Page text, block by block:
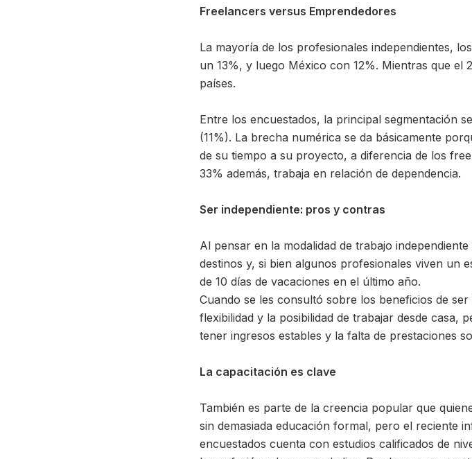
Freelancers versus Emprendedores
La mayoría de los profesionales independientes,
un 13%, y luego México con 12%. Mientras que
países.
Entre los encuestados, la principal segmentación
(11%). La brecha numérica se da básicamente
de su tiempo a su proyecto, a diferencia de los
33% además, trabaja en relación de dependencia.
Ser independiente: pros y contras
Al pensar en la modalidad de trabajo
destinos y, si bien algunos profesionales viven un
de 10 días de vacaciones en el último año.
Cuando se les consultó sobre los beneficios de
flexibilidad y la posibilidad de trabajar desde
tener ingresos estables y la falta de prestaciones
La capacitación es clave
También es parte de la creencia popular que
sin demasiada educación formal, pero el reciente
encuestados cuenta con estudios calificados de